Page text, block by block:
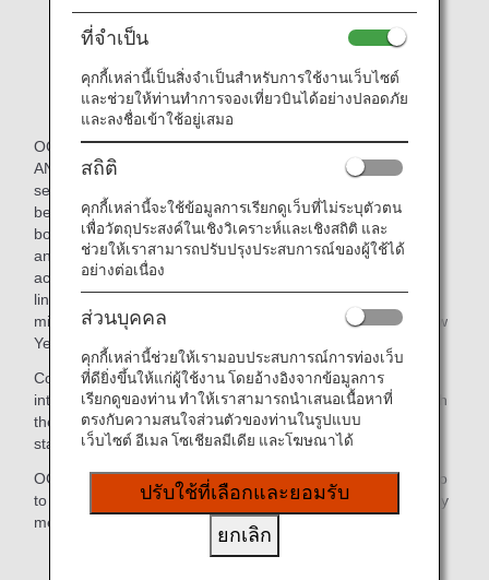
OCS, an international logistics company that is part of the
ANA Group, provides international express services and
services that help Japanese people living overseas. It has
been delivering Japanese newspapers, magazines and
books to locations outside Japan for more than 60 years,
and now also offers a product lineup designed to
accommodate expatriates' various different needs. This
lineup includes food items, household products and
miscellaneous goods, and osechi (traditional Japanese New
Year's cuisine).
Committed to reliable cargo delivery, OCS leverages its
international networks and handles each piece of cargo with
the greatest care in accordance with Japanese quality
standards.
OCS's services are available not only to expatriates but also
to those who would like to send Japanese products to family
members or friends living outside Japan.
ที่จำเป็น
คุกกี้เหล่านี้เป็นสิ่งจำเป็นสำหรับการใช้งานเว็บไซต์
และช่วยให้ท่านทำการจองเที่ยวบินได้อย่างปลอดภัย
และลงชื่อเข้าใช้อยู่เสมอ
สถิติ
คุกกี้เหล่านี้จะใช้ข้อมูลการเรียกดูเว็บที่ไม่ระบุตัวตน
เพื่อวัตถุประสงค์ในเชิงวิเคราะห์และเชิงสถิติ และ
ช่วยให้เราสามารถปรับปรุงประสบการณ์ของผู้ใช้ได้
อย่างต่อเนื่อง
ส่วนบุคคล
คุกกี้เหล่านี้ช่วยให้เรามอบประสบการณ์การท่องเว็บ
ที่ดียิ่งขึ้นให้แก่ผู้ใช้งาน โดยอ้างอิงจากข้อมูลการ
เรียกดูของท่าน ทำให้เราสามารถนำเสนอเนื้อหาที่
ตรงกับความสนใจส่วนตัวของท่านในรูปแบบ
เว็บไซต์ อีเมล โซเชียลมีเดีย และโฆษณาได้
ปรับใช้ที่เลือกและยอมรับ
ยกเลิก